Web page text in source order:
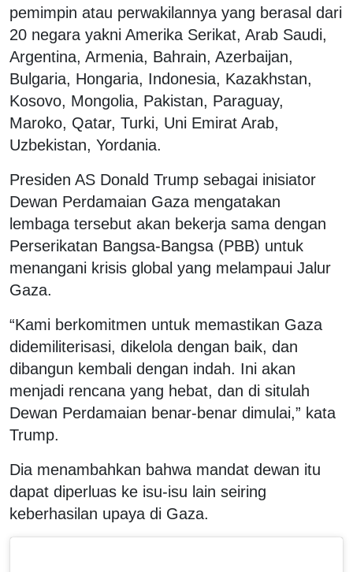
pemimpin atau perwakilannya yang berasal dari
20 negara yakni Amerika Serikat, Arab Saudi,
Argentina, Armenia, Bahrain, Azerbaijan,
Bulgaria, Hongaria, Indonesia, Kazakhstan,
Kosovo, Mongolia, Pakistan, Paraguay,
Maroko, Qatar, Turki, Uni Emirat Arab,
Uzbekistan, Yordania.
Presiden AS Donald Trump sebagai inisiator
Dewan Perdamaian Gaza mengatakan
lembaga tersebut akan bekerja sama dengan
Perserikatan Bangsa-Bangsa (PBB) untuk
menangani krisis global yang melampaui Jalur
Gaza.
“Kami berkomitmen untuk memastikan Gaza
didemiliterisasi, dikelola dengan baik, dan
dibangun kembali dengan indah. Ini akan
menjadi rencana yang hebat, dan di situlah
Dewan Perdamaian benar-benar dimulai,” kata
Trump.
Dia menambahkan bahwa mandat dewan itu
dapat diperluas ke isu-isu lain seiring
keberhasilan upaya di Gaza.